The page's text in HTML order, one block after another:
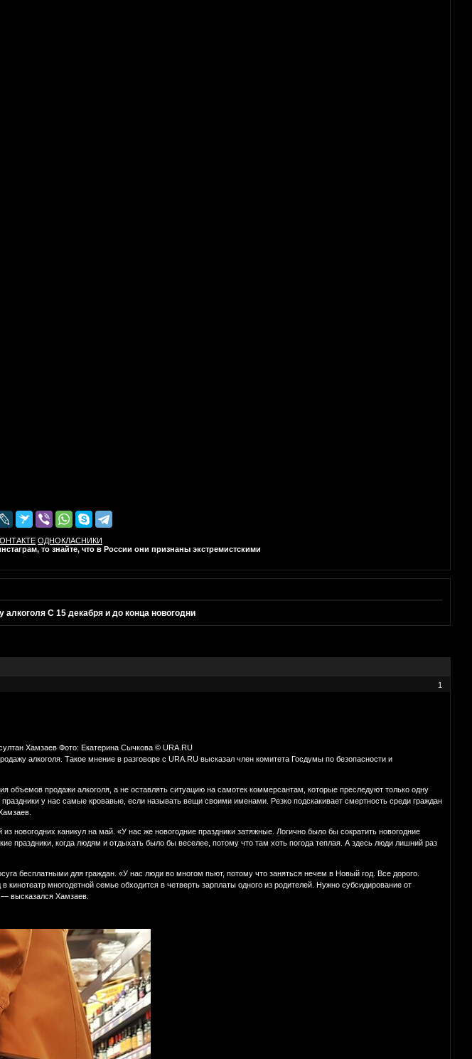
ОДНОКЛАСНИКИ
то знайте, что в России они признаны экстремистскими
алкоголя С 15 декабря и до конца новогодни
1
Хамзаев Фото: Екатерина Сычкова © URA.RU
алкоголя. Такое мнение в разговоре с URA.RU высказал член комитета Госдумы по безопасности и
продажи алкоголя, а не оставлять ситуацию на самотек коммерсантам, которые преследуют только одну
у нас самые кровавые, если называть вещи своими именами. Резко подскакивает смертность среди граждан
новогодних каникул на май. «У нас же новогодние праздники затяжные. Логично было бы сократить новогодние
праздники, когда людям и отдыхать было бы веселее, потому что там хоть погода теплая. А здесь люди лишний раз
бесплатными для граждан. «У нас люди во многом пьют, потому что заняться нечем в Новый год. Все дорого.
многодетной семье обходится в четверть зарплаты одного из родителей. Нужно субсидирование от
— высказался Хамзаев.